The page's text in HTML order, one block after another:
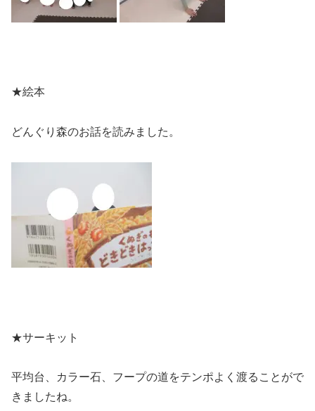
★絵本
どんぐり森のお話を読みました。
★サーキット
平均台、カラー石、フープの道をテンポよく渡ることがで
きましたね。